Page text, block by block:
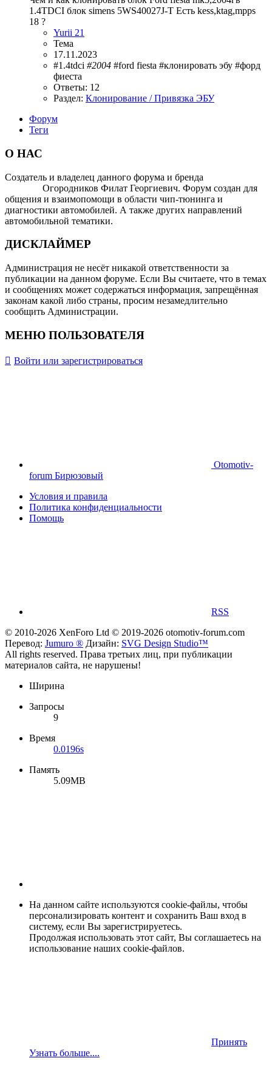
1.4TDCI блок simens 5WS40027J-T Есть kess,ktag,mpps
18 ?
Yurii 21
Тема
17.11.2023
#1.4tdci #2004 #ford fiesta #клонировать эбу #форд
фиеста
Ответы: 12
Раздел: Клонирование / Привязка ЭБУ
Форум
Теги
О НАС
Создатель и владелец данного форума и бренда
Огородников Филат Георгиевич. Форум создан для
общения и взаимопомощи в области чип-тюнинга и
диагностики автомобилей. А также других направлений
автомобильной тематики.
ДИСКЛАЙМЕР
Администрация не несёт никакой ответственности за
публикации на данном форуме. Если Вы считаете, что в темах
и сообщениях может содержаться информация, запрещённая
законам какой либо страны, просим незамедлительно
сообщить Администрации.
МЕНЮ ПОЛЬЗОВАТЕЛЯ
Войти или зарегистрироваться
Otomotiv-
forum Бирюзовый
Условия и правила
Политика конфиденциальности
Помощь
RSS
© 2010-2026 XenForo Ltd © 2019-2026 otomotiv-forum.com
Перевод: Jumuro ® Дизайн: SVG Design Studio™
All rights reserved. Права третьих лиц, при публикации
материалов сайта, не нарушены!
Ширина
Запросы
9
Время
0.0196s
Память
5.09MB
На данном сайте используются cookie-файлы, чтобы
персонализировать контент и сохранить Ваш вход в
систему, если Вы зарегистрируетесь.
Продолжая использовать этот сайт, Вы соглашаетесь на
использование наших cookie-файлов.
Принять
Узнать больше....